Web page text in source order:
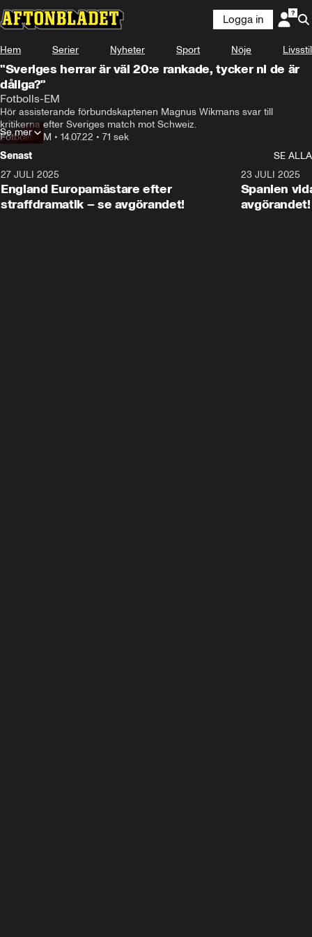
Logga in
Hem Serier Nyheter Sport Nöje Livsstil
"Sveriges herrar är väl 20:e rankade, tycker ni de är
dåliga?"
Fotbolls-EM
Hör assisterande förbundskaptenen Magnus Wikmans svar till
kritikerna efter Sveriges match mot Schweiz.
Fotbolls-EM • 14.07.22 • 71 sek
Se mer
Senast
SE ALLA
27 JULI 2025
England Europamästare efter
straffdramatik – se avgörandet!
23 JULI 2025
Spanien
avgörandet!